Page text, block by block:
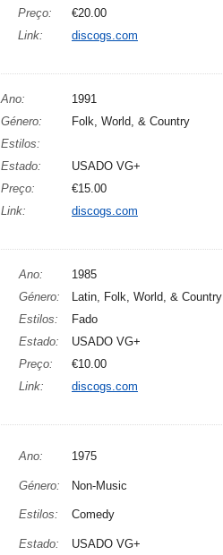
Preço:
€20.00
Link:
discogs.com
Ano:
1991
Género:
Folk, World, & Country
Estilos:
Estado:
USADO VG+
Preço:
€15.00
Link:
discogs.com
Ano:
1985
Género:
Latin, Folk, World, & Country
Estilos:
Fado
Estado:
USADO VG+
Preço:
€10.00
Link:
discogs.com
Ano: 1975
Género: Non-Music
Estilos: Comedy
Estado:
USADO VG+